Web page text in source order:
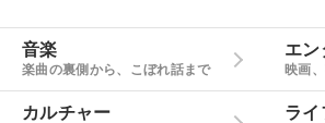
音楽
楽曲の裏側から、こぼれ話まで
エン
映画
カルチャー ライ